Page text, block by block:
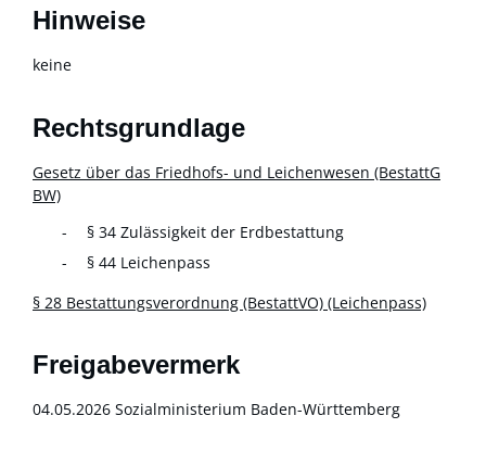
Hinweise
keine
Rechtsgrundlage
Gesetz über das Friedhofs- und Leichenwesen (BestattG
BW)
§ 34 Zulässigkeit der Erdbestattung
§ 44 Leichenpass
§ 28 Bestattungsverordnung (BestattVO) (Leichenpass)
Freigabevermerk
04.05.2026 Sozialministerium Baden-Württemberg